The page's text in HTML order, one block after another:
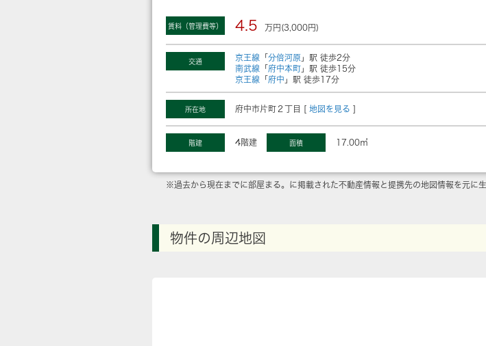
賃料（管理費等） 4.5 万円(3,000円)
交通 京王線 「 分倍河原 」駅 徒歩2分
南武線 「 府中本町 」駅 徒歩15分
京王線 「 府中 」駅 徒歩17分
所在地 府中市片町２丁目 [ 地図を見る ]
階建 4階建 面積 17.00㎡
※過去から現在までに部屋まる。に掲載された不動産情報と提携先の地図情報を元に生
物件の周辺地図